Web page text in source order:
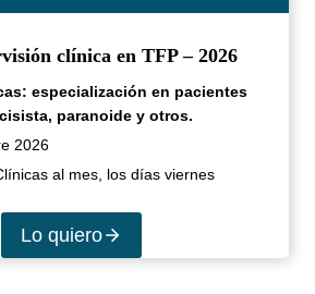
clínica en TFP – 2026
especialización en pacientes
paranoide y otros.
2026
al mes, los días viernes
Lo quiero